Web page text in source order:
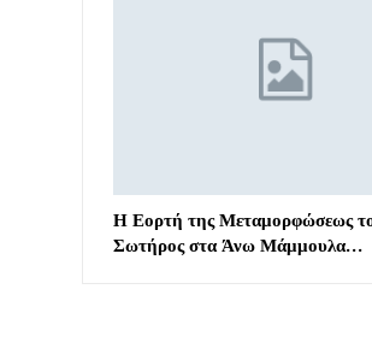
Η Εορτή της Μεταμορφώσεως
Σωτήρος στα Άνω Μάμμουλα…